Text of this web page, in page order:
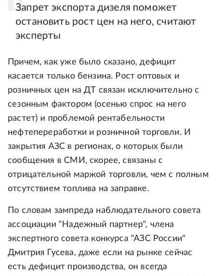
Запрет экспорта дизеля поможет
остановить рост цен на него, считают
эксперты
Причем, как уже было сказано, дефицит
касается только бензина. Рост оптовых и
розничных цен на ДТ связан исключительно с
сезонным фактором (осенью спрос на него
растет) и проблемой рентабельности
нефтепереработки и розничной торговли. И
закрытия АЗС в регионах, о которых были
сообщения в СМИ, скорее, связаны с
отрицательной маржой торговли, чем с полным
отсутствием топлива на заправке.
По словам зампреда наблюдательного совета
ассоциации "Надежный партнер", члена
экспертного совета конкурса "АЗС России"
Дмитрия Гусева, даже если на рынке сейчас
есть дефицит производства, он всегда